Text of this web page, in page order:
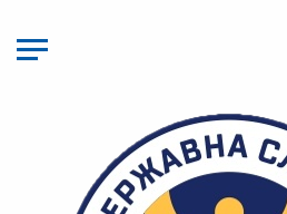
основного
матеріалу